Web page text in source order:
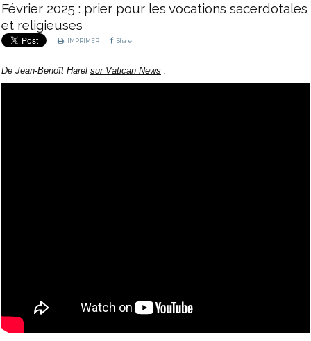
Février 2025 : prier pour les vocations sacerdotales
et religieuses
IMPRIMER Share
De Jean-Benoît Harel sur Vatican News :